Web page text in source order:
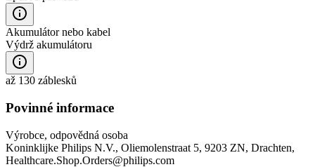
Akumulátor nebo kabel
Výdrž akumulátoru
až 130 záblesků
Povinné informace
Výrobce, odpovědná osoba
Koninklijke Philips N.V., Oliemolenstraat 5, 9203 ZN, Drachten,
Healthcare.Shop.Orders@philips.com